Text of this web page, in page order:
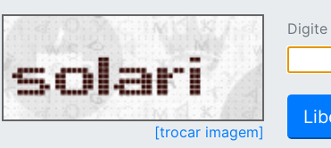
[trocar imagem]
Digite